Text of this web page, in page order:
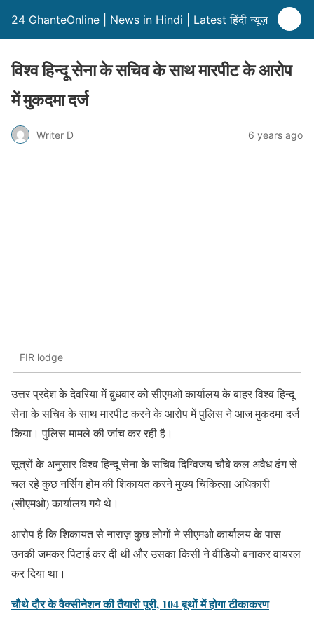
24 GhanteOnline | News in Hindi | Latest हिंदी न्यूज़
विश्व हिन्दू सेना के सचिव के साथ मारपीट के आरोप
में मुकदमा दर्ज
Writer D 6 years ago
FIR lodge
उत्तर प्रदेश के देवरिया में बु़धवार को सीएमओ कार्यालय के बाहर विश्व हिन्दू
सेना के सचिव के साथ मारपीट करने के आरोप में पुलिस ने आज मुकदमा दर्ज
किया। पुलिस मामले की जांच कर रही है।
सूत्रों के अनुसार विश्व हिन्दू सेना के सचिव दिग्विजय चौबे कल अवैध ढंग से
चल रहे कुछ नर्सिग होम की शिकायत करने मुख्य चिकित्सा अधिकारी
(सीएमओ) कार्यालय गये थे।
आरोप है कि शिकायत से नाराज़ कुछ लोगों ने सीएमओ कार्यालय के पास
उनकी जमकर पिटाई कर दी थी और उसका किसी ने वीडियो बनाकर वायरल
कर दिया था।
चौथे दौर के वैक्सीनेशन की तैयारी पूरी, 104 बूथों में होगा टीकाकरण